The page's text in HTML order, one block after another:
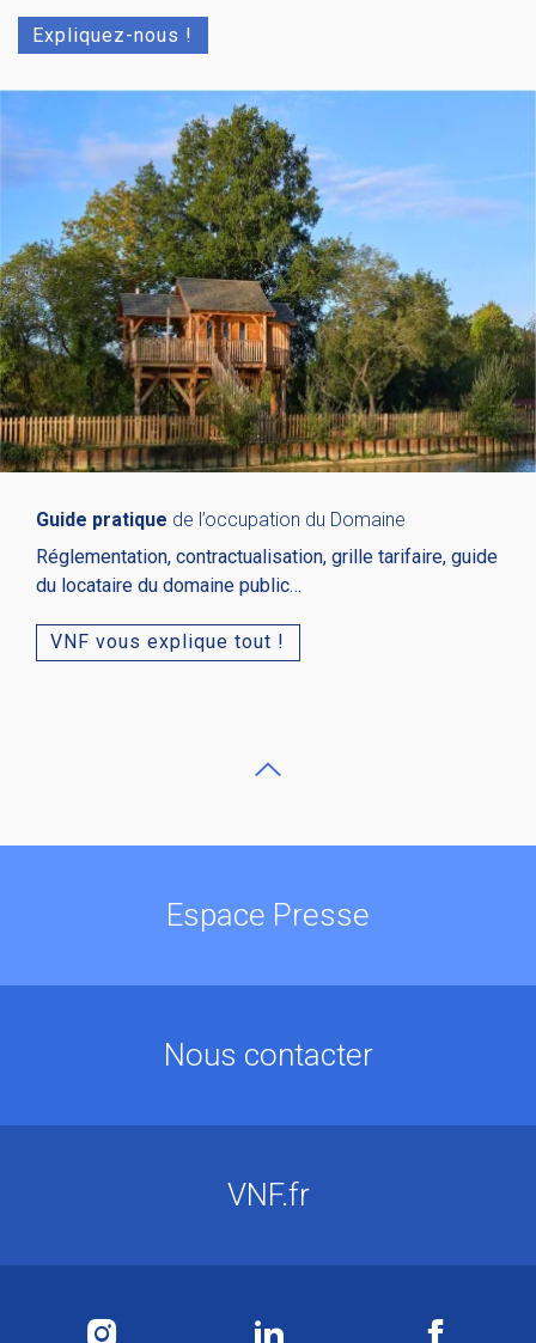
Expliquez-nous !
Guide pratique de l’occupation du Domaine
Réglementation, contractualisation, grille tarifaire, guide
du locataire du domaine public…
VNF vous explique tout !
Espace Presse
Nous contacter
VNF.fr